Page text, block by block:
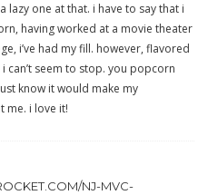
lazy one at that. i have to say that i
having worked at a movie theater
i’ve had my fill. however, flavored
can’t seem to stop. you popcorn
know it would make my
me. i love it!
NJ-MVC-